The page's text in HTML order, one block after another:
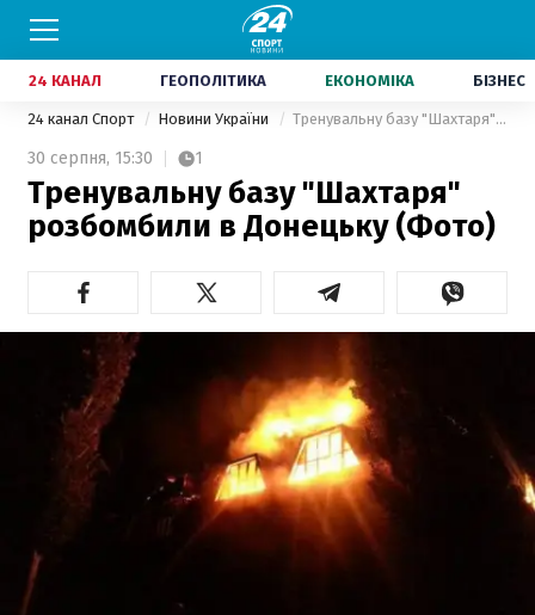
24 КАНАЛ ГЕОПОЛІТИКА ЕКОНОМІКА БІЗНЕС
24 канал Спорт Новини України Тренувальну базу "Шахтаря" розбомбили в Донецьку (Фото)
30 серпня, 15:30 1
Тренувальну базу "Шахтаря"
розбомбили в Донецьку (Фото)